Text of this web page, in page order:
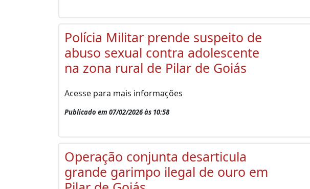
Polícia Militar prende suspeito de
abuso sexual contra adolescente
na zona rural de Pilar de Goiás
Acesse para mais informações
Publicado em 07/02/2026 às 10:58
Operação conjunta desarticula
grande garimpo ilegal de ouro em